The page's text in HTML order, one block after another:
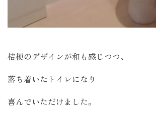
桔梗のデザインが和も感じつつ、
落ち着いたトイレになり
喜んでいただけました。